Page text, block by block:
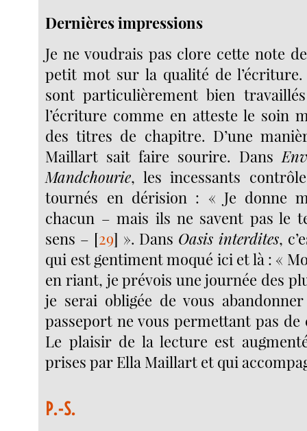
Dernières impressions
Je ne voudrais pas clore cette note
petit mot sur la qualité de
sont particulièrement bien
l’écriture comme en atteste le soin
des titres de chapitre. D’une
Maillart sait faire sourire. Dans
Mandchourie, les incessants
tournés en dérision : « Je donne
chacun – mais ils ne savent pas le
sens – [29] ». Dans Oasis interdites,
qui est gentiment moqué ici et là : «
en riant, je prévois une journée des
je serai obligée de vous
passeport ne vous permettant pas
Le plaisir de la lecture est
prises par Ella Maillart et qui
P.-S.